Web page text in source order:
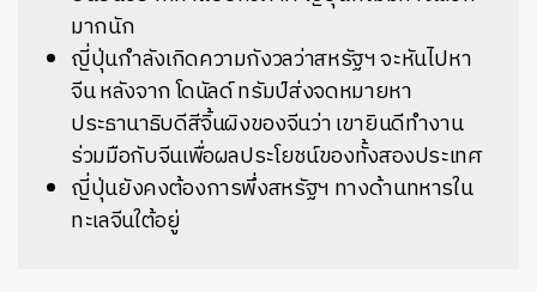
มากนัก
ญี่ปุ่นกำลังเกิดความกังวลว่าสหรัฐฯ จะหันไปหา
จีน หลังจาก โดนัลด์ ทรัมป์ส่งจดหมายหา
ประธานาธิบดีสีจิ้นผิงของจีนว่า เขายินดีทำงาน
ร่วมมือกับจีนเพื่อผลประโยชน์ของทั้งสองประเทศ
ญี่ปุ่นยังคงต้องการพึ่งสหรัฐฯ ทางด้านทหารใน
ทะเลจีนใต้อยู่